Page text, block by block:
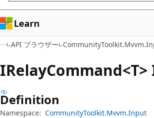
キ
ッ
プ
ン
に
ス
キ
ッ
プ
Learn
API ブラウザー
IRelay
Definition
Namespace: CommunityToolkit.Mvvm.Input